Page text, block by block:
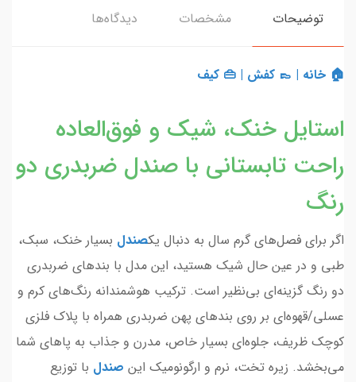
توضیحات مشخصات دیدگاه‌ها
🏠 خانه | 👞 کفش | 👜 کیف
استایل خنک، شیک و فوق‌العاده
راحت تابستانی با صندل ضربدری دو
رنگ
اگر برای فصل‌های گرم سال به دنبال یکصندل بسیار خنک، سبک،
طبی و در عین حال شیک هستید، این مدل با بندهای ضربدری
دو رنگ گزینه‌ای بی‌نظیر است. ترکیب هوشمندانه رنگ‌های کرم و
عسلی/قهوه‌ای بر روی بندهای پهن ضربدری همراه با پلاک فلزی
کوچک ظریف، جلوه‌ای بسیار خاص، مدرن و جذاب به پاهای شما
می‌بخشد. زیره تخت، نرم و ارگونومیک این صندل با توزیع